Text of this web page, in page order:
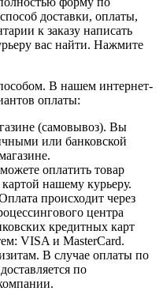
доставки, оплаты,
к заказу написать
вас найти. Нажмите
В нашем интернет-
оплаты:
(самовывоз). Вы
или банковской
оплатить товар
нашему курьеру.
происходит через
центра
кредитных карт
VISA и MasterCard.
В случае оплаты по
по